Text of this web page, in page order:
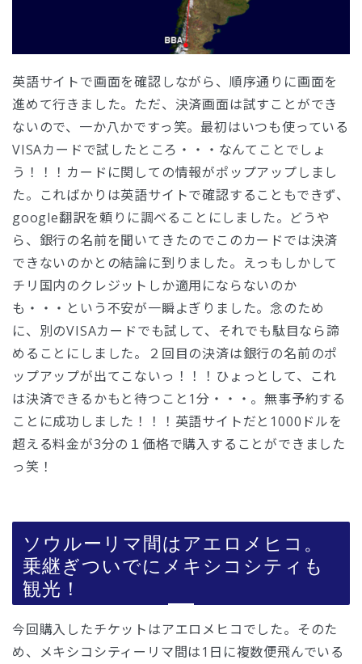
英語サイトで画面を確認しながら、順序通りに画面を
進めて行きました。ただ、決済画面は試すことができ
ないので、一か八かですっ笑。最初はいつも使っている
VISAカードで試したところ・・・なんてことでしょ
う！！！カードに関しての情報がポップアップしまし
た。こればかりは英語サイトで確認することもできず、
google翻訳を頼りに調べることにしました。どうや
ら、銀行の名前を聞いてきたのでこのカードでは決済
できないのかとの結論に到りました。えっもしかして
チリ国内のクレジットしか適用にならないのか
も・・・という不安が一瞬よぎりました。念のため
に、別のVISAカードでも試して、それでも駄目なら諦
めることにしました。２回目の決済は銀行の名前のポ
ップアップが出てこないっ！！！ひょっとして、これ
は決済できるかもと待つこと1分・・・。無事予約する
ことに成功しました！！！英語サイトだと1000ドルを
超える料金が3分の１価格で購入することができました
っ笑！
ソウルーリマ間はアエロメヒコ。
乗継ぎついでにメキシコシティも
観光！
今回購入したチケットはアエロメヒコでした。そのた
め、メキシコシティーリマ間は1日に複数便飛んでいる